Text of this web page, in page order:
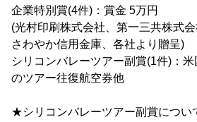
企業特別賞(4件)：賞金 5万円
(光村印刷株式会社、第一三共株式会
さわやか信用金庫、各社より贈呈)
シリコンバレーツアー副賞(1件)：
のツアー往復航空券他
★シリコンバレーツアー副賞につ